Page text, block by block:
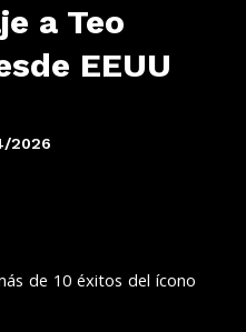
a Teo
EEUU
2026
de 10 éxitos del ícono